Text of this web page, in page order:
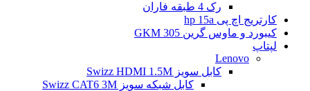
رک 4 طبقه فاران
کارتریج اچ پی hp 15a
کیبورد و ماوس گرین GKM 305
لپتاپ
Lenovo
کابل سویز Swizz HDMI 1.5M
کابل شبکه سویز Swizz CAT6 3M